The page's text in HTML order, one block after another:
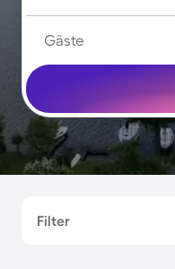
Gäste
Filter